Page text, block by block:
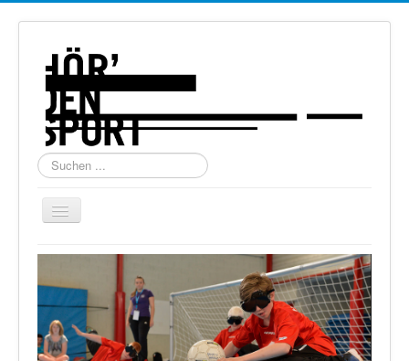
Suchen
...
Navigation
Home
Über uns
Torball
Schießen